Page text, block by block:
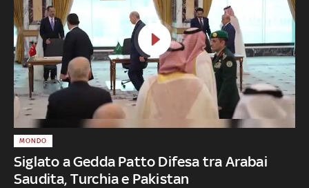
Siglato a Gedda Patto Difesa tra Arabai
Saudita, Turchia e Pakistan
MONDO